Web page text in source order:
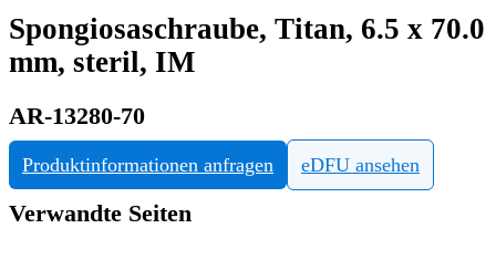
Spongiosaschraube, Titan, 6.5 x 70.0
mm, steril, IM
AR-13280-70
Produktinformationen anfragen eDFU ansehen
Verwandte Seiten